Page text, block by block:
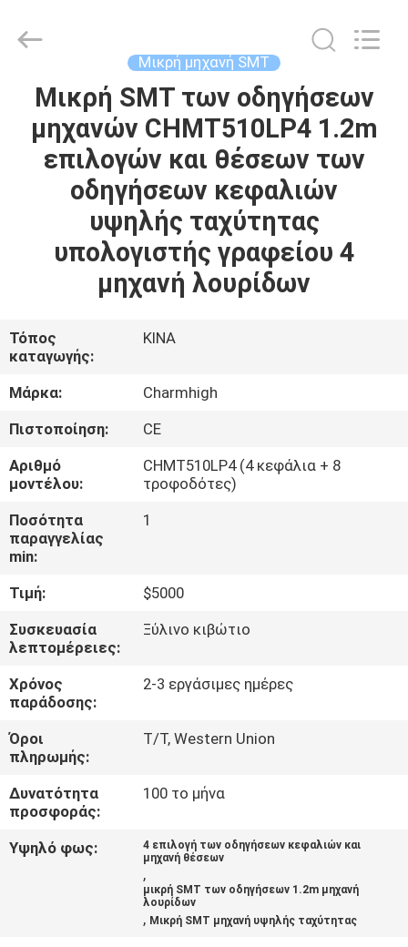
ΣΠΊΤΙ
ΠΡΟΪΌΝΤΑ
ΣΧΕΤΙΚΆ
ΕΜΆΣ
ΕΠΙΣΚΈΨΕΙΣ
ΣΤΟ
ΕΡΓΟΣΤΆΣΙΟ
ΈΛΕΓΧΟΣ
ΠΟΙΌΤΗΤΑΣ
ΕΠΙΚΟΙΝΩΝΉΣΤΕ
ΜΑΖΊ
ΜΑΣ
ΝΈΑ
SHOPPING
ON
LINE
ΙΣΤΟΣΕΛΊΔΑΣ
TECHNOLOGY
LIMITED.
Reserved.
Μικρή μηχανή SMT
Μικρή SMT των οδηγήσεων
μηχανών CHMT510LP4 1.2m
επιλογών και θέσεων των
οδηγήσεων κεφαλιών
υψηλής ταχύτητας
υπολογιστής γραφείου 4
μηχανή λουρίδων
Τόπος
καταγωγής:
ΚΙΝΑ
Μάρκα:
Charmhigh
Πιστοποίηση:
CE
Αριθμό
μοντέλου:
CHMT510LP4 (4 κεφάλια + 8
τροφοδότες)
Ποσότητα
παραγγελίας
min:
1
Τιμή:
$5000
Συσκευασία
λεπτομέρειες:
Ξύλινο κιβώτιο
Χρόνος
παράδοσης:
2-3 εργάσιμες ημέρες
Όροι
πληρωμής:
T/T, Western Union
Δυνατότητα
προσφοράς:
100 το μήνα
Υψηλό φως:
4 επιλογή των οδηγήσεων κεφαλιών και
μηχανή θέσεων
,
μικρή SMT των οδηγήσεων 1.2m μηχανή
λουρίδων
, Μικρή SMT μηχανή υψηλής ταχύτητας